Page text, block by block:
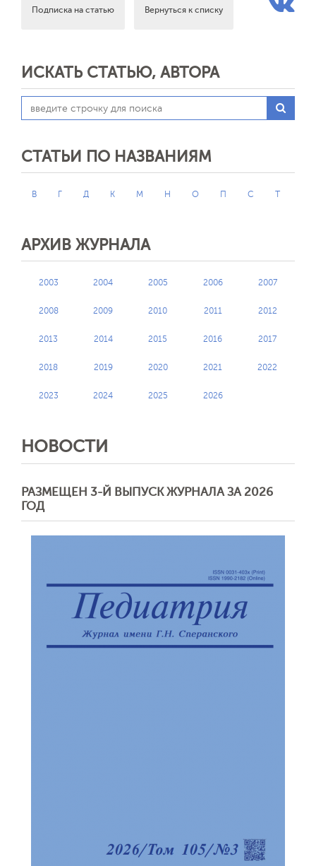
Подписка на статью Вернуться к списку
ИСКАТЬ СТАТЬЮ, АВТОРА
СТАТЬИ ПО НАЗВАНИЯМ
В Г Д К М Н О П С Т
АРХИВ ЖУРНАЛА
2003 2004 2005 2006 2007
2008 2009 2010 2011 2012
2013 2014 2015 2016 2017
2018 2019 2020 2021 2022
2023 2024 2025 2026
НОВОСТИ
РАЗМЕЩЕН 3-Й ВЫПУСК ЖУРНАЛА ЗА 2026
ГОД